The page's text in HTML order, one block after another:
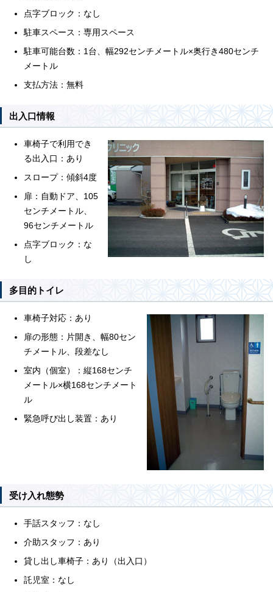
点字ブロック：なし
駐車スペース：専用スペース
駐車可能台数：1台、幅292センチメートル×奥行き480センチ
メートル
支払方法：無料
出入口情報
車椅子で利用でき
る出入口：あり
スロープ：傾斜4度
扉：自動ドア、105
センチメートル、
96センチメートル
点字ブロック：な
し
多目的トイレ
車椅子対応：あり
扉の形態：片開き、幅80セン
チメートル、段差なし
室内（個室）：縦168センチ
メートル×横168センチメート
ル
緊急呼び出し装置：あり
受け入れ態勢
手話スタッフ：なし
介助スタッフ：あり
貸し出し車椅子：あり（出入口）
託児室：なし